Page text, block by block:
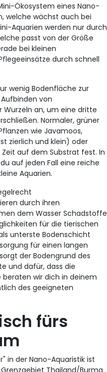
Ökosystem eines Nano-
welche wächst auch bei
Aquarien werden nur durch
passt von der Größe
bei kleinen
durch schnell
wenig Bodenfläche zur
von
Wurzeln an, um eine dritte
Normaler, grüner
wie Javamoos,
zierlich und klein) oder
auf dem Substrat fest. In
auf jeden Fall eine reiche
Aquarien.
durch ihren
dem Wasser Schadstoffe
für die tierischen
unterste Bodenschicht
für einen langen
der Bodengrund des
und dafür, dass die
beraten wir dich in deinem
des geeigneten
fürs
in der Nano-Aquaristik ist
Thailand/Burma